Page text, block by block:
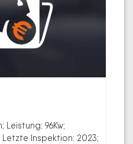
Leistung: 96Kw;
Letzte Inspektion: 2023;